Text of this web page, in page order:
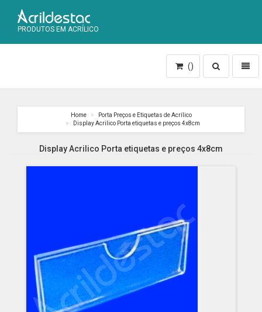
PRODUTOS EM ACRÍLICO
Toggle
search
()
Home
Porta Preços e Etiquetas de Acrílico
Display Acrilico Porta etiquetas e preços 4x8cm
Display Acrilico Porta etiquetas e preços 4x8cm